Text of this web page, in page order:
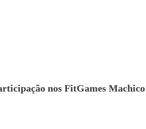
nos FitGames Machico